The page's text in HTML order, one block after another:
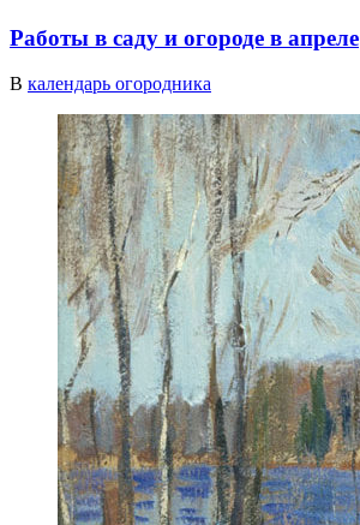
Работы в саду и огороде в апреле
В календарь огородника